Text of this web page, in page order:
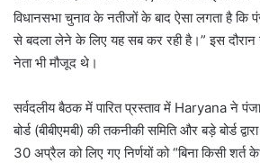
विधानसभा चुनाव के नतीजों के बाद ऐसा लगता है कि
से बदला लेने के लिए यह सब कर रही है।” इस
नेता भी मौजूद थे।
सर्वदलीय बैठक में पारित प्रस्ताव में Haryana ने
बोर्ड (बीबीएमबी) की तकनीकी समिति और बड़े बोर्ड
30 अप्रैल को लिए गए निर्णयों को “बिना किसी